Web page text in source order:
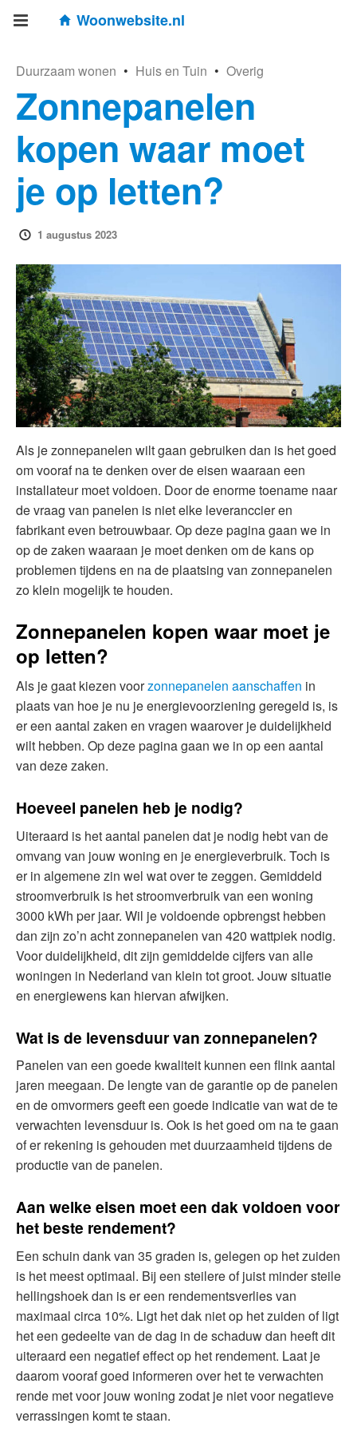
Woonwebsite.nl
Duurzaam wonen • Huis en Tuin • Overig
Zonnepanelen
kopen waar moet
je op letten?
1 augustus 2023
Als je zonnepanelen wilt gaan gebruiken dan is het goed
om vooraf na te denken over de eisen waaraan een
installateur moet voldoen. Door de enorme toename naar
de vraag van panelen is niet elke leveranccier en
fabrikant even betrouwbaar. Op deze pagina gaan we in
op de zaken waaraan je moet denken om de kans op
problemen tijdens en na de plaatsing van zonnepanelen
zo klein mogelijk te houden.
Zonnepanelen kopen waar moet je
op letten?
Als je gaat kiezen voorzonnepanelen aanschaffen in
plaats van hoe je nu je energievoorziening geregeld is, is
er een aantal zaken en vragen waarover je duidelijkheid
wilt hebben. Op deze pagina gaan we in op een aantal
van deze zaken.
Hoeveel panelen heb je nodig?
Uiteraard is het aantal panelen dat je nodig hebt van de
omvang van jouw woning en je energieverbruik. Toch is
er in algemene zin wel wat over te zeggen. Gemiddeld
stroomverbruik is het stroomverbruik van een woning
3000 kWh per jaar. Wil je voldoende opbrengst hebben
dan zijn zo’n acht zonnepanelen van 420 wattpiek nodig.
Voor duidelijkheid, dit zijn gemiddelde cijfers van alle
woningen in Nederland van klein tot groot. Jouw situatie
en energiewens kan hiervan afwijken.
Wat is de levensduur van zonnepanelen?
Panelen van een goede kwaliteit kunnen een flink aantal
jaren meegaan. De lengte van de garantie op de panelen
en de omvormers geeft een goede indicatie van wat de te
verwachten levensduur is. Ook is het goed om na te gaan
of er rekening is gehouden met duurzaamheid tijdens de
productie van de panelen.
Aan welke eisen moet een dak voldoen voor
het beste rendement?
Een schuin dank van 35 graden is, gelegen op het zuiden
is het meest optimaal. Bij een steilere of juist minder steile
hellingshoek dan is er een rendementsverlies van
maximaal circa 10%. Ligt het dak niet op het zuiden of ligt
het een gedeelte van de dag in de schaduw dan heeft dit
uiteraard een negatief effect op het rendement. Laat je
daarom vooraf goed informeren over het te verwachten
rende met voor jouw woning zodat je niet voor negatieve
verrassingen komt te staan.